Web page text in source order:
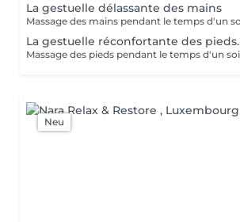
La gestuelle délassante des mains
La gestuelle réconfortante des pieds.
Neu